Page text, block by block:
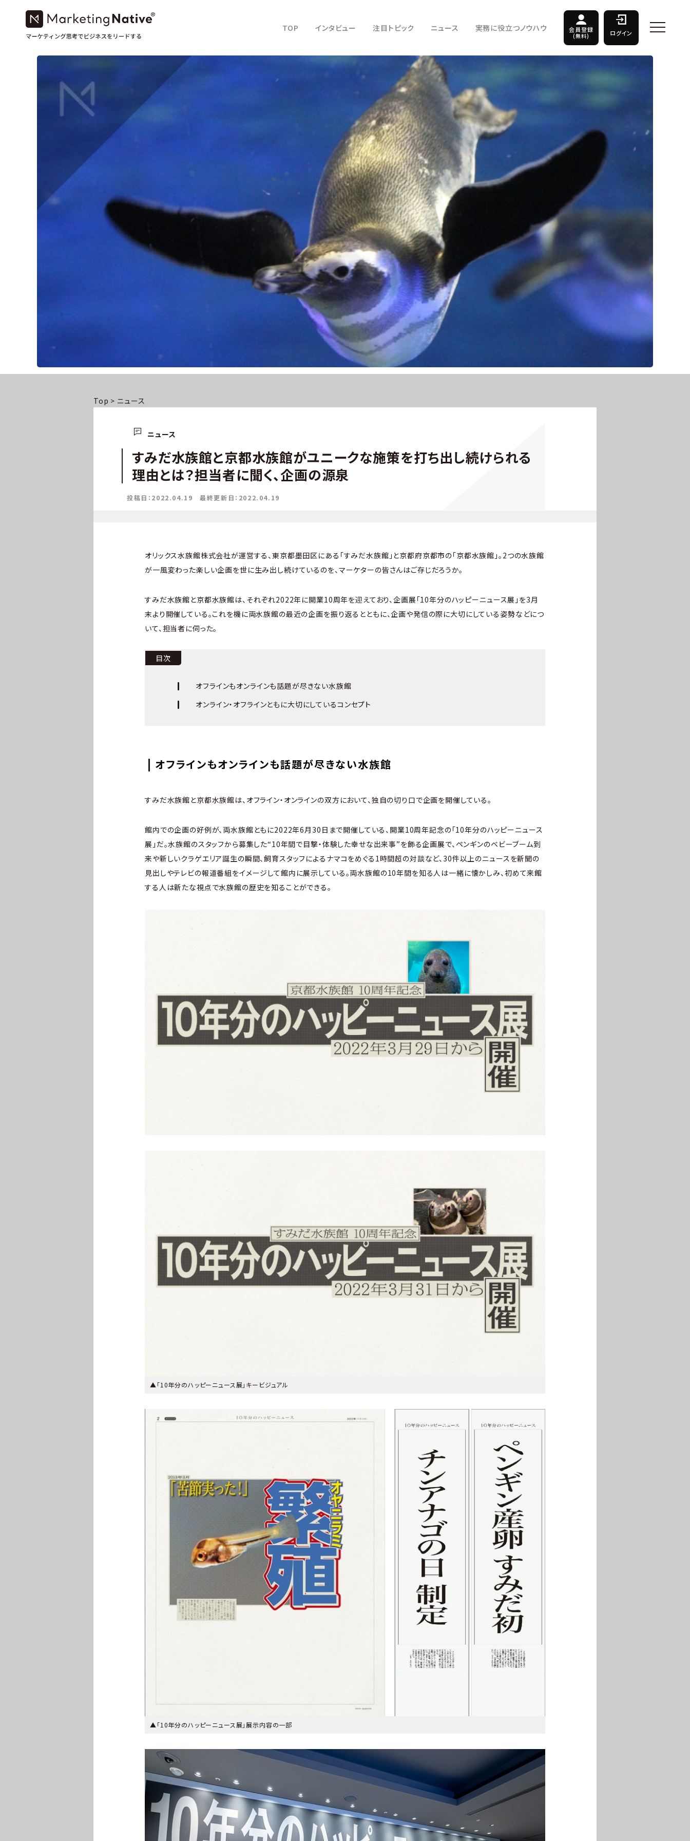
TOP インタビュー 注目トピック ニュース 実務に役立つノウハウ 会員登録
(無料) ログイン
Top > ニュース
ニュース
すみだ水族館と京都水族館がユニークな施策を打ち出し続けられる
理由とは？担当者に聞く、企画の源泉
投稿日：2022.04.19 最終更新日：2022.04.19
オリックス水族館株式会社が運営する、東京都墨田区にある「すみだ水族館」と京都府京都市の「京都水族館」。2つの水族館
が一風変わった楽しい企画を世に生み出し続けているのを、マーケターの皆さんはご存じだろうか。
すみだ水族館と京都水族館は、それぞれ2022年に開業10周年を迎えており、企画展「10年分のハッピーニュース展」を3月
末より開催している。これを機に両水族館の最近の企画を振り返るとともに、企画や発信の際に大切にしている姿勢などにつ
いて、担当者に伺った。
目次
オフラインもオンラインも話題が尽きない水族館
オンライン・オフラインともに大切にしているコンセプト
オフラインもオンラインも話題が尽きない水族館
すみだ水族館と京都水族館は、オフライン・オンラインの双方において、独自の切り口で企画を開催している。
館内での企画の好例が、両水族館ともに2022年6月30日まで開催している、開業10周年記念の「10年分のハッピーニュース
展」だ。水族館のスタッフから募集した“10年間で目撃・体験した幸せな出来事”を飾る企画展で、ペンギンのベビーブーム到
来や新しいクラゲエリア誕生の瞬間、飼育スタッフによるナマコをめぐる1時間超の対談など、30件以上のニュースを新聞の
見出しやテレビの報道番組をイメージして館内に展示している。両水族館の10年間を知る人は一緒に懐かしみ、初めて来館
する人は新たな視点で水族館の歴史を知ることができる。
▲「10年分のハッピーニュース展」キービジュアル
▲「10年分のハッピーニュース展」展示内容の一部